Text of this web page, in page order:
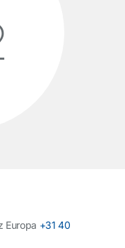
Europa +31 40